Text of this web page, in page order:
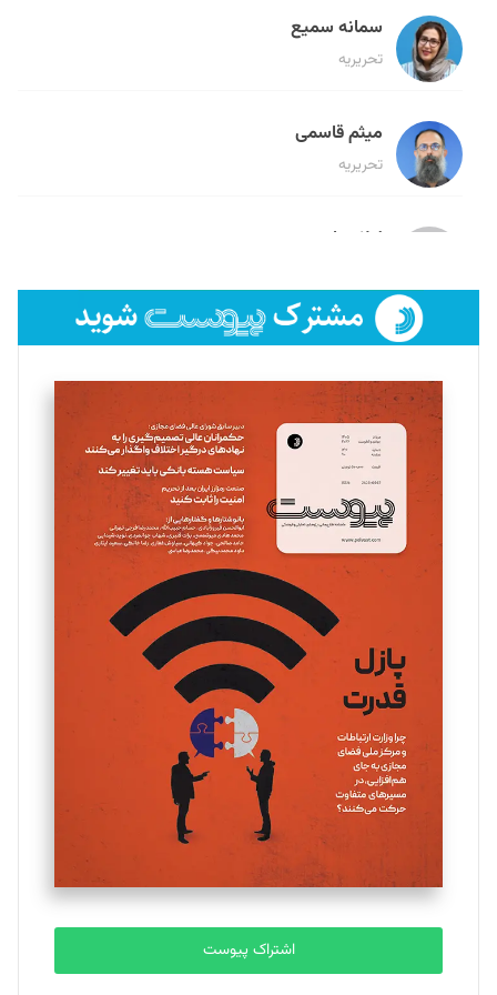
سمانه سمیع
تحریریه
میثم قاسمی
تحریریه
لیلا حنارود
فائزه فتحی رستمی
تحریریه
سروش کرمیان
تحریریه
مینا پاکدل
یسنا امان‌پور
تحریریه
ملینا جعفری
تحریریه
مصطفی مسجدی آرانی
تحریریه
بابک نقاش
اشتراک پیوست